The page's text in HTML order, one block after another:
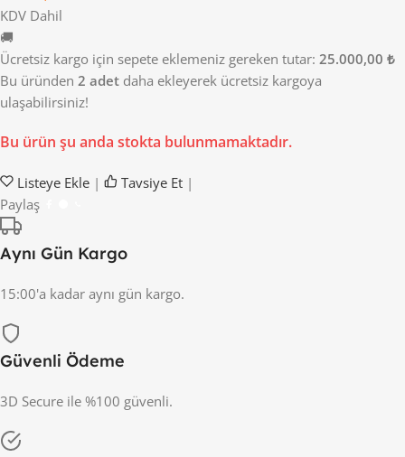
KDV Dahil
🚚
Ücretsiz kargo için sepete eklemeniz gereken tutar: 25.000,00 ₺
Bu üründen 2 adet daha ekleyerek ücretsiz kargoya
ulaşabilirsiniz!
Bu ürün şu anda stokta bulunmamaktadır.
Listeye Ekle | Tavsiye Et |
Paylaş
Aynı Gün Kargo
15:00'a kadar aynı gün kargo.
Güvenli Ödeme
3D Secure ile %100 güvenli.